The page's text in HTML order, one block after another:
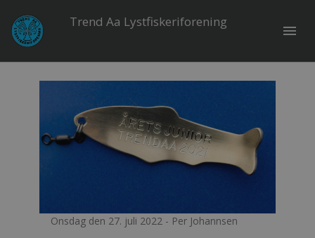
Trend Aa Lystfiskeriforening
menu
Onsdag den 27. juli 2022 - Per Johannsen